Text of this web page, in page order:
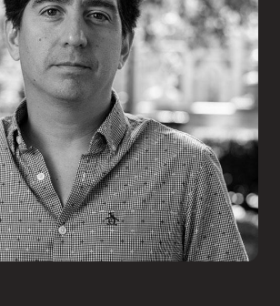
Inscribir
Boletería